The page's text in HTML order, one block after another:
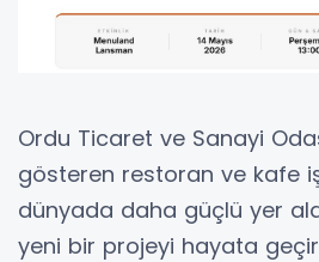
Ordu Ticaret ve Sanayi
gösteren restoran ve kafe
dünyada daha güçlü yer
yeni bir projeyi hayata